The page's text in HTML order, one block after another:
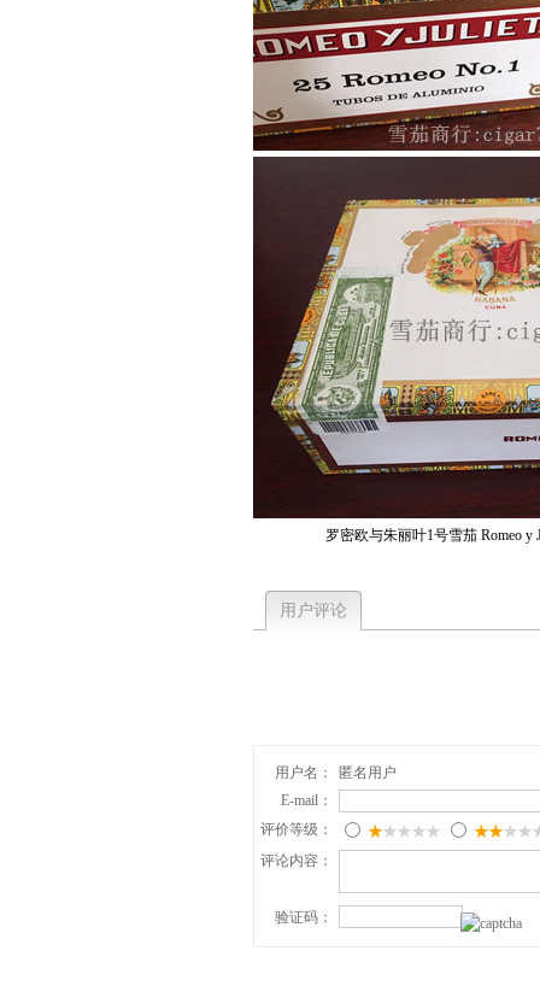
罗密欧与朱丽叶1号雪茄 Romeo y
用户评论
用户名：
匿名用户
E-mail：
评价等级：
评论内容：
验证码：